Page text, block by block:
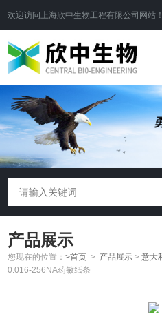
欢迎访问 上海欣中生物工程有限公司 网站！
产品展示
您现在的位置：>首页 > 产品展示 >意大
0.016-256NA药敏纸条